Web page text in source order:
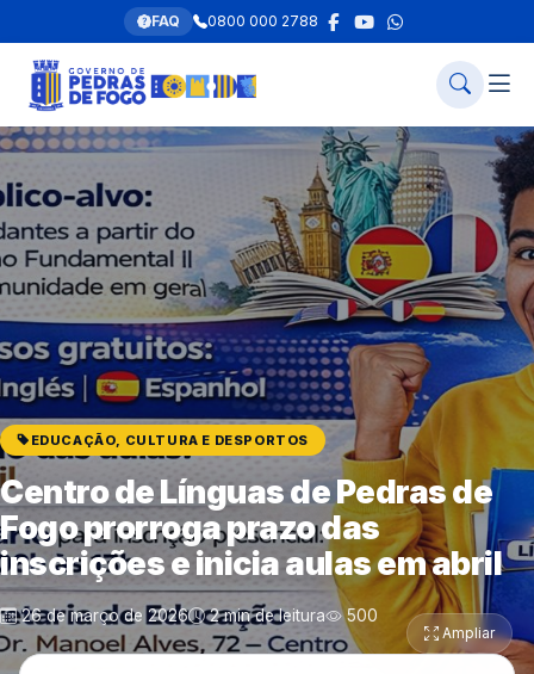
FAQ 0800 000 2788
EDUCAÇÃO, CULTURA E DESPORTOS
Centro de Línguas de Pedras de
Fogo prorroga prazo das
inscrições e inicia aulas em abril
26 de março de 2026 2 min de leitura 500
Ampliar